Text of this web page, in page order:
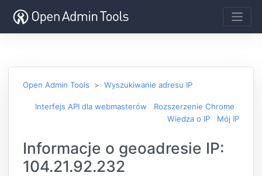
Open Admin Tools Wyszukiwanie adresu IP
Interfejs API dla webmasterów
Rozszerzenie Chrome
Wiedza o IP
Mój IP
Informacje o geoadresie IP:
104.21.92.232